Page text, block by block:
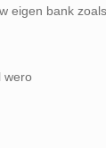
eigen bank